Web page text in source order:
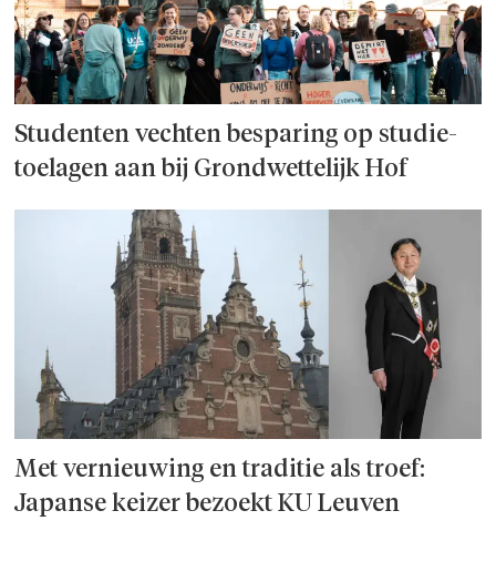
Studenten vechten besparing op studie­
toelagen aan bij Grondwettelijk Hof
Met vernieuwing en traditie als troef:
Japanse keizer bezoekt KU Leuven